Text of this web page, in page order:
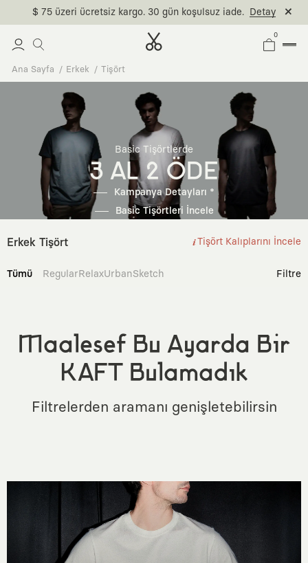
$ 75 üzeri ücretsiz kargo. 30 gün koşulsuz iade. Detay
0
Ana Sayfa Erkek Tişört
Basic Tişörtlerde
3 AL 2 ÖDE
Kampanya Detayları *
Basic Tişörtleri İncele
Erkek Tişört Tişört Kalıplarını İncele
Tümü RegularRelaxUrbanSketch Filtre
Maalesef Bu Ayarda Bir
KAFT Bulamadık
Filtrelerden aramanı genişletebilirsin